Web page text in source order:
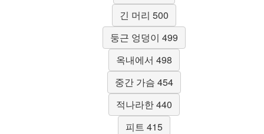
긴 머리 500
둥근 엉덩이 499
옥내에서 498
중간 가슴 454
적나라한 440
피트 415